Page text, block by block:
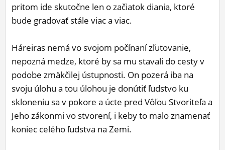
pritom ide skutočne len o začiatok diania, ktoré
bude gradovať stále viac a viac.
Háreiras nemá vo svojom počínaní zľutovanie,
nepozná medze, ktoré by sa mu stavali do cesty v
podobe zmäkčilej ústupnosti. On pozerá iba na
svoju úlohu a tou úlohou je donútiť ľudstvo ku
skloneniu sa v pokore a úcte pred Vôľou Stvoriteľa a
Jeho zákonmi vo stvorení, i keby to malo znamenať
koniec celého ľudstva na Zemi.